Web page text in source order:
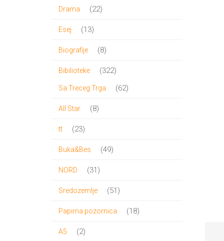
Drama 2222
Esej 1313
Biografije 88
Bibilioteke 322322
proizvoda
Sa Treceg Trga 6262
All Star 88
tt 2323
Buka&Bes 4949
NORD 3131
Sredozemlje 5151
Papirna pozornica 1818
A5 22